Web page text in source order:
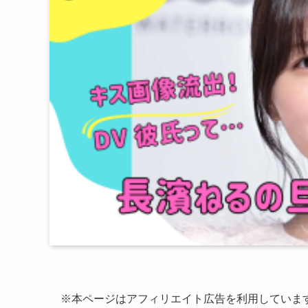
※本ページはアフィリエイト広告を利用していま